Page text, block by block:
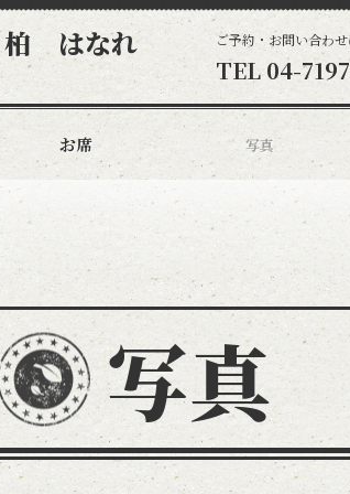
柏 はなれ
ご予約・お問い合わ
TEL04-
お席 写真
写真